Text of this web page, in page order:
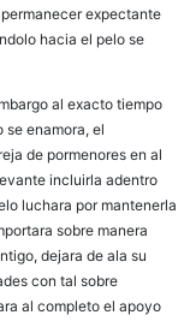
expectante
hacia el pelo se
al exacto tiempo
enamora, el
de pormenores en al
incluirla adentro
luchara por mantenerla
sobre manera
dejara de ala su
con tal sobre
al completo el apoyo